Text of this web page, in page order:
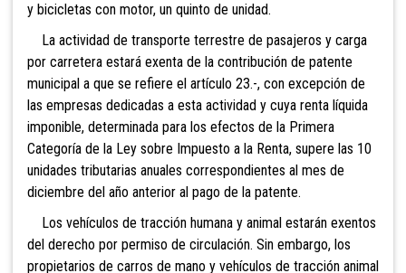
y bicicletas con motor, un quinto de unidad.
La actividad de transporte terrestre de pasajeros y carga
por carretera estará exenta de la contribución de patente
municipal a que se refiere el artículo 23.-, con excepción de
las empresas dedicadas a esta actividad y cuya renta líquida
imponible, determinada para los efectos de la Primera
Categoría de la Ley sobre Impuesto a la Renta, supere las 10
unidades tributarias anuales correspondientes al mes de
diciembre del año anterior al pago de la patente.
Los vehículos de tracción humana y animal estarán exentos
del derecho por permiso de circulación. Sin embargo, los
propietarios de carros de mano y vehículos de tracción animal